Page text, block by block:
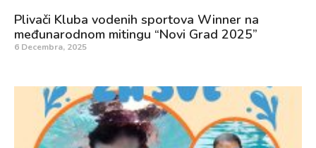
Plivači Kluba vodenih sportova Winner na
međunarodnom mitingu “Novi Grad 2025”
6 Decembra, 2025